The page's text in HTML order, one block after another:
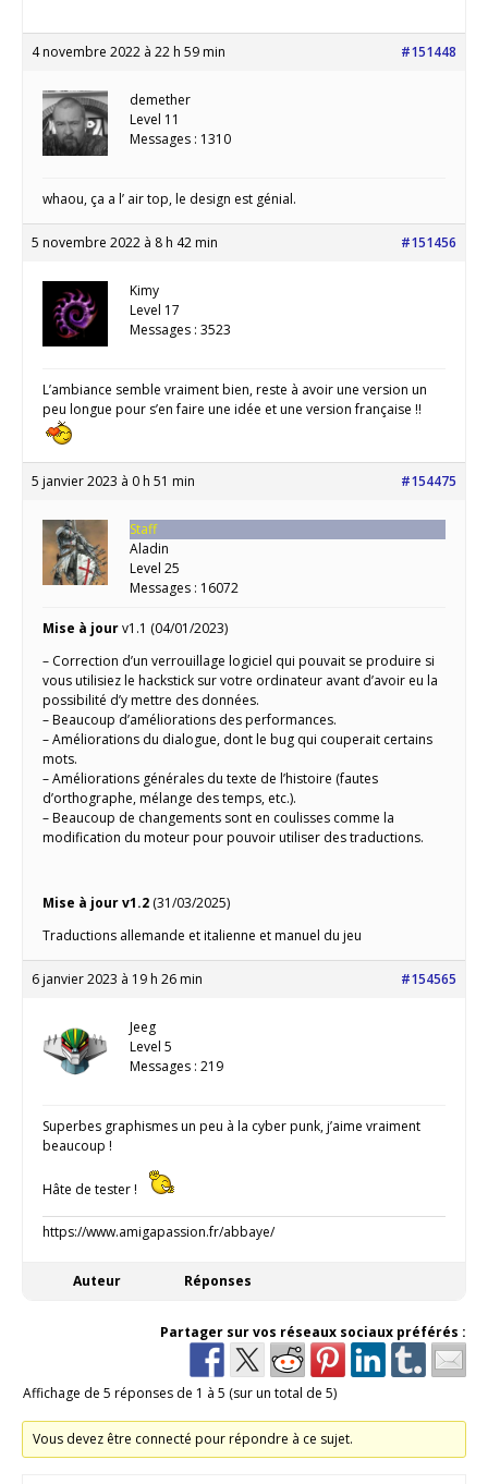
4 novembre 2022 à 22 h 59 min #151448
demether
Level 11
Messages : 1310
whaou, ça a l’ air top, le design est génial.
5 novembre 2022 à 8 h 42 min #151456
Kimy
Level 17
Messages : 3523
L’ambiance semble vraiment bien, reste à avoir une version un
peu longue pour s’en faire une idée et une version française !!
5 janvier 2023 à 0 h 51 min #154475
Staff
Aladin
Level 25
Messages : 16072
Mise à jourv1.1 (04/01/2023)
– Correction d’un verrouillage logiciel qui pouvait se produire si
vous utilisiez le hackstick sur votre ordinateur avant d’avoir eu la
possibilité d’y mettre des données.
– Beaucoup d’améliorations des performances.
– Améliorations du dialogue, dont le bug qui couperait certains
mots.
– Améliorations générales du texte de l’histoire (fautes
d’orthographe, mélange des temps, etc.).
– Beaucoup de changements sont en coulisses comme la
modification du moteur pour pouvoir utiliser des traductions.
Mise à jour v1.2 (31/03/2025)
Traductions allemande et italienne et manuel du jeu
6 janvier 2023 à 19 h 26 min #154565
Jeeg
Level 5
Messages : 219
Superbes graphismes un peu à la cyber punk, j’aime vraiment
beaucoup !
Hâte de tester !
https://www.amigapassion.fr/abbaye/
Auteur Réponses
Partager sur vos réseaux sociaux préférés :
Affichage de 5 réponses de 1 à 5 (sur un total de 5)
Vous devez être connecté pour répondre à ce sujet.